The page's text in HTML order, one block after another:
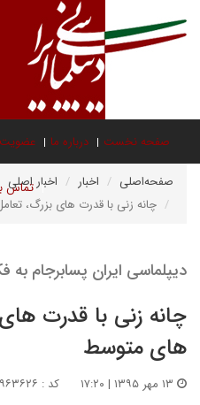
صفحه نخست درباره ما عضویت
تماس صفحه‌اصلی اخبار
اخبار اصلی
چانه زنی با قدرت های بزرگ،
دیپلماسی ایران پسابرجام به
چانه زنی با قدرت
های متوسط
کد : ۱۹۶۳۶۲۶